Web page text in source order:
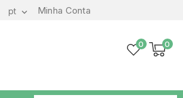
Minha Conta
pt 
0
0